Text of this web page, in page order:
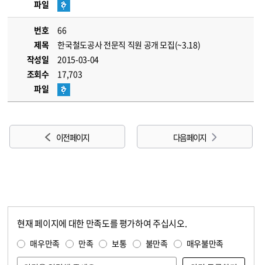
파일
번호
66
제목
한국철도공사 전문직 직원 공개 모집(~3.18)
작성일
2015-03-04
조회수
17,703
파일
이전 페이지 다음 페이지
현재 페이지에 대한 만족도를 평가하여 주십시오.
매우만족 만족 보통 불만족 매우불만족